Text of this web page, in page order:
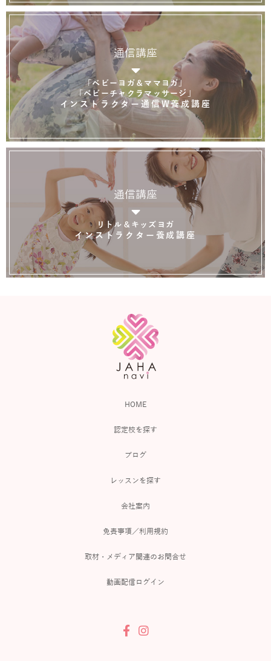
通信講座
「ベビーヨガ＆ママヨガ」
「ベビーチャクラマッサージ」
インストラクター通信W養成講座
通信講座
リトル＆キッズヨガ
インストラクター養成講座
HOME
認定校を探す
ブログ
レッスンを探す
会社案内
免責事項／利用規約
取材・メディア関連のお問合せ
動画配信ログイン